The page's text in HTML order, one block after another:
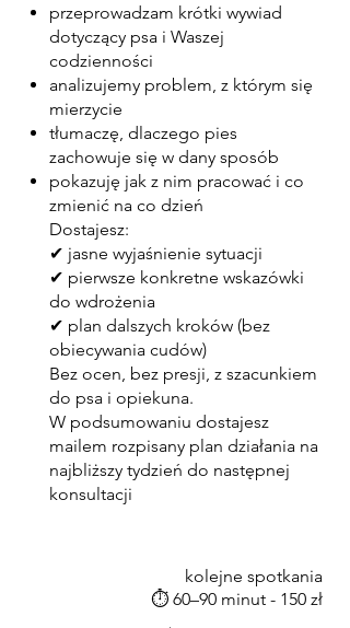
przeprowadzam krótki wywiad
dotyczący psa i Waszej
codzienności
analizujemy problem, z którym się
mierzycie
tłumaczę, dlaczego pies
zachowuje się w dany sposób
pokazuję jak z nim pracować i co
zmienić na co dzień
Dostajesz:
✔ jasne wyjaśnienie sytuacji
✔ pierwsze konkretne wskazówki
do wdrożenia
✔ plan dalszych kroków (bez
obiecywania cudów)
Bez ocen, bez presji, z szacunkiem
do psa i opiekuna.
W podsumowaniu dostajesz
mailem rozpisany plan działania na
najbliższy tydzień do następnej
konsultacji
kolejne spotkania
⏱ 60–90 minut - 150 zł